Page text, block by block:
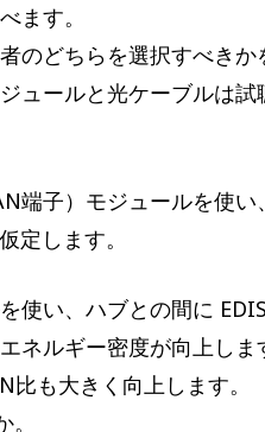
ます。
のどちらを選択すべきか
ュールと光ケーブルは
端子）モジュールを使
定します。
使い、ハブとの間に
ネルギー密度が向上しま
比も大きく向上します。